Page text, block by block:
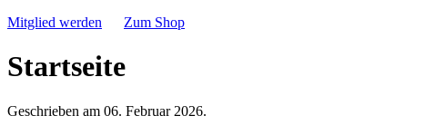
Mitglied werden
Zum Shop
Startseite
Geschrieben am 06. Februar 2026.